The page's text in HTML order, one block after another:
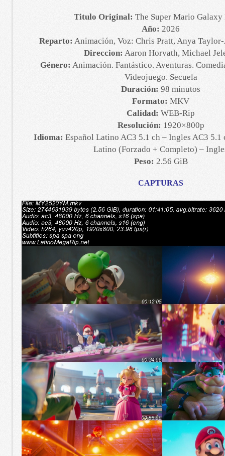
Titulo Original: The Super Mario
Año: 2026
Reparto: Animación, Voz: Chris Pratt, Anya
Direccion: Aaron Horvath, Michael
Género: Animación. Fantástico. Aventuras.
Videojuego. Secuela
Duración: 98 minutos
Formato: MKV
Calidad: WEB-Rip
Resolución: 1920×800p
Idioma: Español Latino AC3 5.1 ch – Ingles AC3 5.1
Latino (Forzado + Completo) –
Peso: 2.56 GiB
CAPTURAS